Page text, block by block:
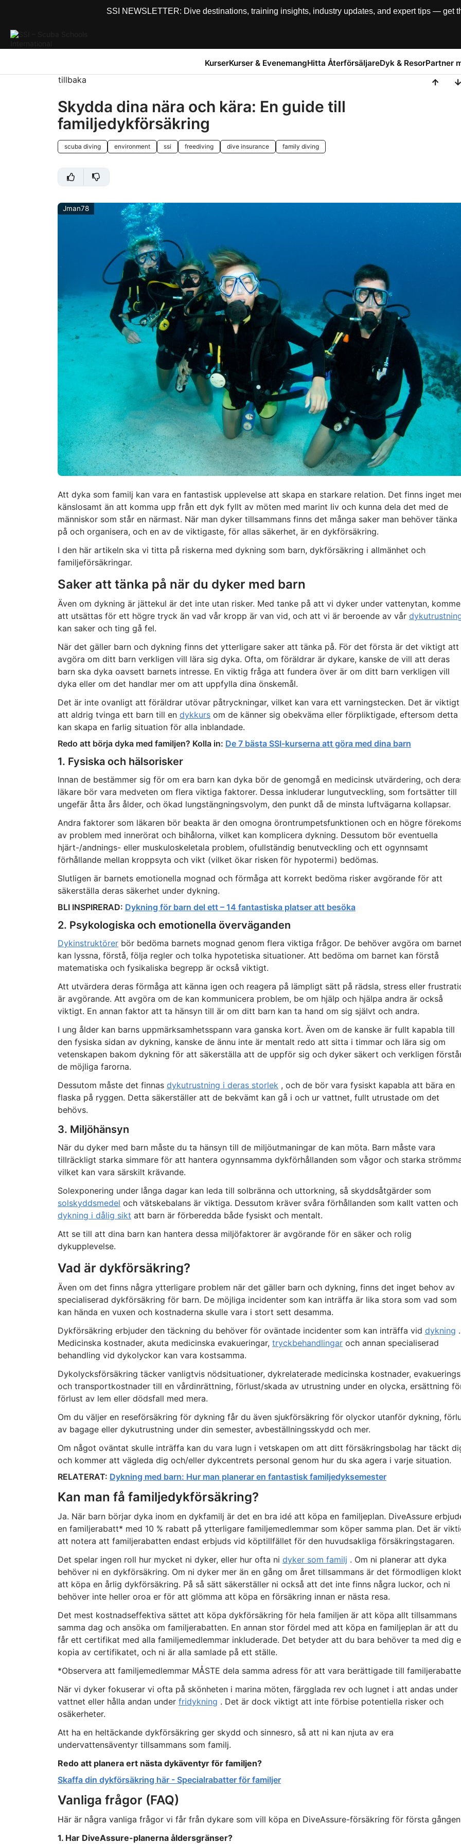
SSI NEWSLETTER: Dive destinations, training insights, industry updates, and expert tips — get
KurserKurser & EvenemangHitta ÅterförsäljareDyk & ResorPartner
tillbaka
Skydda dina nära och kära: En guide till
familjedykförsäkring
scuba diving environment ssi freediving dive insurance family diving
Jman78
Att dyka som familj kan vara en fantastisk upplevelse att skapa en starkare relation. Det finns inget
känslosamt än att komma upp från ett dyk fyllt av möten med marint liv och kunna dela det med de
människor som står en närmast. När man dyker tillsammans finns det många saker man behöver tänka
på och organisera, och en av de viktigaste, för allas säkerhet, är en dykförsäkring.
I den här artikeln ska vi titta på riskerna med dykning som barn, dykförsäkring i allmänhet och
familjeförsäkringar.
Saker att tänka på när du dyker med barn
Även om dykning är jättekul är det inte utan risker. Med tanke på att vi dyker under vattenytan,
att utsättas för ett högre tryck än vad vår kropp är van vid, och att vi är beroende av vår
kan saker och ting gå fel.
När det gäller barn och dykning finns det ytterligare saker att tänka på. För det första är det viktigt att
avgöra om ditt barn verkligen vill lära sig dyka. Ofta, om föräldrar är dykare, kanske de vill att deras
barn ska dyka oavsett barnets intresse. En viktig fråga att fundera över är om ditt barn verkligen vill
dyka eller om det handlar mer om att uppfylla dina önskemål.
Det är inte ovanligt att föräldrar utövar påtryckningar, vilket kan vara ett varningstecken. Det är viktigt
att aldrig tvinga ett barn till en dykkursom de känner sig obekväma eller förpliktigade, eftersom detta
kan skapa en farlig situation för alla inblandade.
Redo att börja dyka med familjen? Kolla in: De 7 bästa SSI-kurserna att göra med dina barn
1. Fysiska och hälsorisker
Innan de bestämmer sig för om era barn kan dyka bör de genomgå en medicinsk utvärdering, och
läkare bör vara medveten om flera viktiga faktorer. Dessa inkluderar lungutveckling, som fortsätter till
ungefär åtta års ålder, och ökad lungstängningsvolym, den punkt då de minsta luftvägarna kollapsar.
Andra faktorer som läkaren bör beakta är den omogna örontrumpetsfunktionen och en högre
av problem med innerörat och bihålorna, vilket kan komplicera dykning. Dessutom bör eventuella
hjärt-/andnings- eller muskuloskeletala problem, ofullständig benutveckling och ett ogynnsamt
förhållande mellan kroppsyta och vikt (vilket ökar risken för hypotermi) bedömas.
Slutligen är barnets emotionella mognad och förmåga att korrekt bedöma risker avgörande för att
säkerställa deras säkerhet under dykning.
BLI INSPIRERAD: Dykning för barn del ett – 14 fantastiska platser att besöka
2. Psykologiska och emotionella överväganden
Dykinstruktörerbör bedöma barnets mognad genom flera viktiga frågor. De behöver avgöra om
kan lyssna, förstå, följa regler och tolka hypotetiska situationer. Att bedöma om barnet kan förstå
matematiska och fysikaliska begrepp är också viktigt.
Att utvärdera deras förmåga att känna igen och reagera på lämpligt sätt på rädsla, stress eller
är avgörande. Att avgöra om de kan kommunicera problem, be om hjälp och hjälpa andra är också
viktigt. En annan faktor att ta hänsyn till är om ditt barn kan ta hand om sig självt och andra.
I ung ålder kan barns uppmärksamhetsspann vara ganska kort. Även om de kanske är fullt kapabla till
den fysiska sidan av dykning, kanske de ännu inte är mentalt redo att sitta i timmar och lära sig om
vetenskapen bakom dykning för att säkerställa att de uppför sig och dyker säkert och verkligen
de möjliga farorna.
Dessutom måste det finnas dykutrustning i deras storlek, och de bör vara fysiskt kapabla att bära en
flaska på ryggen. Detta säkerställer att de bekvämt kan gå i och ur vattnet, fullt utrustade om det
behövs.
3. Miljöhänsyn
När du dyker med barn måste du ta hänsyn till de miljöutmaningar de kan möta. Barn måste vara
tillräckligt starka simmare för att hantera ogynnsamma dykförhållanden som vågor och starka
vilket kan vara särskilt krävande.
Solexponering under långa dagar kan leda till solbränna och uttorkning, så skyddsåtgärder som
solskyddsmedel och vätskebalans är viktiga. Dessutom kräver svåra förhållanden som kallt vatten och
dykning i dålig sikt att barn är förberedda både fysiskt och mentalt.
Att se till att dina barn kan hantera dessa miljöfaktorer är avgörande för en säker och rolig
dykupplevelse.
Vad är dykförsäkring?
Även om det finns några ytterligare problem när det gäller barn och dykning, finns det inget behov av
specialiserad dykförsäkring för barn. De möjliga incidenter som kan inträffa är lika stora som vad som
kan hända en vuxen och kostnaderna skulle vara i stort sett desamma.
Dykförsäkring erbjuder den täckning du behöver för oväntade incidenter som kan inträffa vid dykning .
Medicinska kostnader, akuta medicinska evakueringar, tryckbehandlingaroch annan specialiserad
behandling vid dykolyckor kan vara kostsamma.
Dykolycksförsäkring täcker vanligtvis nödsituationer, dykrelaterade medicinska kostnader,
och transportkostnader till en vårdinrättning, förlust/skada av utrustning under en olycka, ersättning
förlust av lem eller dödsfall med mera.
Om du väljer en reseförsäkring för dykning får du även sjukförsäkring för olyckor utanför dykning,
av bagage eller dykutrustning under din semester, avbeställningsskydd och mer.
Om något oväntat skulle inträffa kan du vara lugn i vetskapen om att ditt försäkringsbolag har täckt
och kommer att vägleda dig och/eller dykcentrets personal genom hur du ska agera i varje situation.
RELATERAT: Dykning med barn: Hur man planerar en fantastisk familjedyksemester
Kan man få familjedykförsäkring?
Ja. När barn börjar dyka inom en dykfamilj är det en bra idé att köpa en familjeplan. DiveAssure
en familjerabatt* med 10 % rabatt på ytterligare familjemedlemmar som köper samma plan. Det är
att notera att familjerabatten endast erbjuds vid köptillfället för den huvudsakliga försäkringstagaren.
Det spelar ingen roll hur mycket ni dyker, eller hur ofta ni dyker som familj . Om ni planerar att dyka
behöver ni en dykförsäkring. Om ni dyker mer än en gång om året tillsammans är det förmodligen klokt
att köpa en årlig dykförsäkring. På så sätt säkerställer ni också att det inte finns några luckor, och ni
behöver inte heller oroa er för att glömma att köpa en försäkring innan er nästa resa.
Det mest kostnadseffektiva sättet att köpa dykförsäkring för hela familjen är att köpa allt tillsammans
samma dag och ansöka om familjerabatten. En annan stor fördel med att köpa en familjeplan är att du
får ett certifikat med alla familjemedlemmar inkluderade. Det betyder att du bara behöver ta med dig
kopia av certifikatet, och ni är alla samlade på ett ställe.
*Observera att familjemedlemmar MÅSTE dela samma adress för att vara berättigade till
När vi dyker fokuserar vi ofta på skönheten i marina möten, färgglada rev och lugnet i att andas under
vattnet eller hålla andan under fridykning . Det är dock viktigt att inte förbise potentiella risker och
osäkerheter.
Att ha en heltäckande dykförsäkring ger skydd och sinnesro, så att ni kan njuta av era
undervattensäventyr tillsammans som familj.
Redo att planera ert nästa dykäventyr för familjen?
Skaffa din dykförsäkring här - Specialrabatter för familjer
Vanliga frågor (FAQ)
Här är några vanliga frågor vi får från dykare som vill köpa en DiveAssure-försäkring för första
1. Har DiveAssure-planerna åldersgränser?